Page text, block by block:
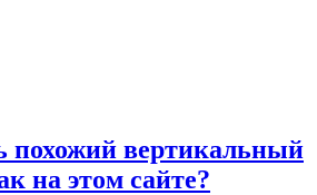
похожий вертикальный
на этом сайте?